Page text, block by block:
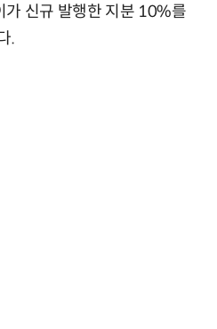
신규 발행한 지분 10%를
.